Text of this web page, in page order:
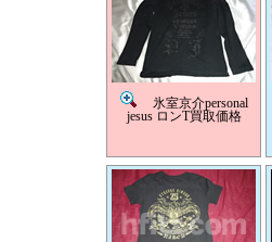
氷室京介personal
jesus ロンT買取価格